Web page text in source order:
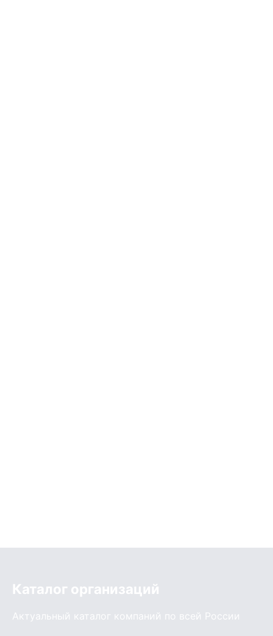
Каталог организаций
Актуальный каталог компаний по всей России